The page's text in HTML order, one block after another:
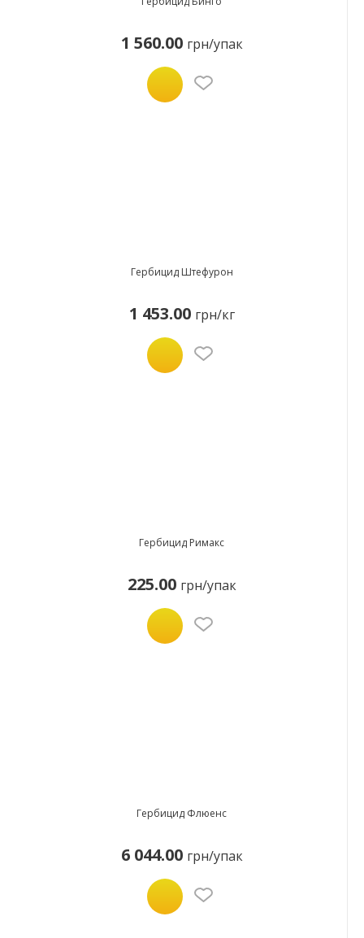
1 560.00 грн/упак
Гербицид Штефурон
1 453.00 грн/кг
Гербицид Римакс
225.00 грн/упак
Гербицид Флюенс
6 044.00 грн/упак